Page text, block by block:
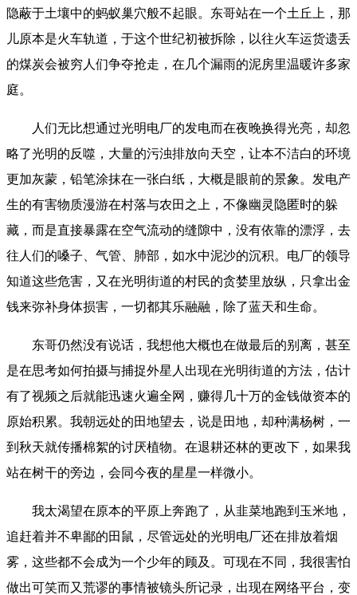
隐蔽于土壤中的蚂蚁巢穴般不起眼。东哥站在一个土丘上，那
儿原本是火车轨道，于这个世纪初被拆除，以往火车运货遗丢
的煤炭会被穷人们争夺抢走，在几个漏雨的泥房里温暖许多家
庭。
人们无比想通过光明电厂的发电而在夜晚换得光亮，却忽
略了光明的反噬，大量的污浊排放向天空，让本不洁白的环境
更加灰蒙，铅笔涂抹在一张白纸，大概是眼前的景象。发电产
生的有害物质漫游在村落与农田之上，不像幽灵隐匿时的躲
藏，而是直接暴露在空气流动的缝隙中，没有依靠的漂浮，去
往人们的嗓子、气管、肺部，如水中泥沙的沉积。电厂的领导
知道这些危害，又在光明街道的村民的贪婪里放纵，只拿出金
钱来弥补身体损害，一切都其乐融融，除了蓝天和生命。
东哥仍然没有说话，我想他大概也在做最后的别离，甚至
是在思考如何拍摄与捕捉外星人出现在光明街道的方法，估计
有了视频之后就能迅速火遍全网，赚得几十万的金钱做资本的
原始积累。我朝远处的田地望去，说是田地，却种满杨树，一
到秋天就传播棉絮的讨厌植物。在退耕还林的更改下，如果我
站在树干的旁边，会同今夜的星星一样微小。
我太渴望在原本的平原上奔跑了，从韭菜地跑到玉米地，
追赶着并不卑鄙的田鼠，尽管远处的光明电厂还在排放着烟
雾，这些都不会成为一个少年的顾及。可现在不同，我很害怕
做出可笑而又荒谬的事情被镜头所记录，出现在网络平台，变